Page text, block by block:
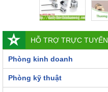
HỖ TRỢ TRỰC TUYẾN
Phòng kinh doanh
Phòng kỹ thuật